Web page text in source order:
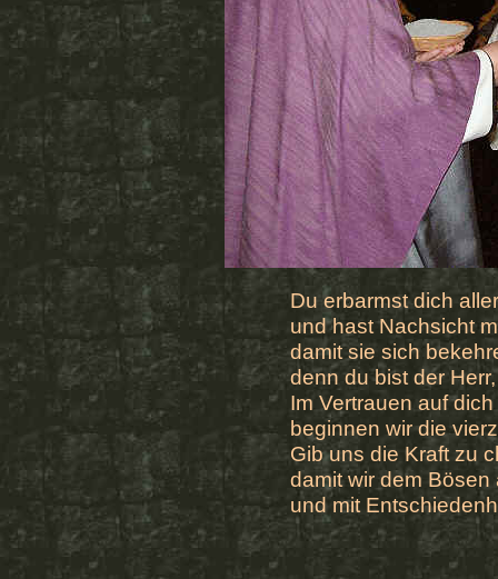
Du erbarmst dich
und hast Nachsicht
damit sie sich
denn du bist der
Im Vertrauen auf dich
beginnen wir die
Gib uns die Kraft zu
damit wir dem Bösen
und mit